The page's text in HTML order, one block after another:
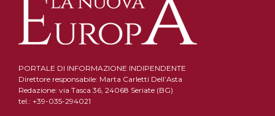
PORTALE DI INFORMAZIONE INDIPENDENTE
Direttore responsabile: Marta Carletti Dell’Asta
Redazione: via Tasca 36, 24068 Seriate (BG)
tel.: +39-035-294021